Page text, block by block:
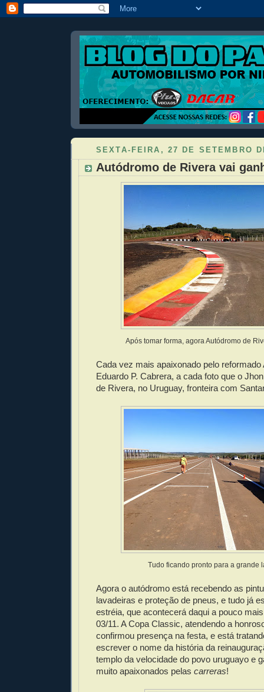
SEXTA-FEIRA, 27 DE SETEMBRO
Autódromo de Rivera vai
Após tomar forma, agora Autódromo de
Cada vez mais apaixonado pelo reformado
Eduardo P. Cabrera, a cada foto que o
de Rivera, no Uruguay, fronteira com
Tudo ficando pronto para a grande
Agora o autódromo está recebendo as
lavadeiras e proteção de pneus, e tudo já
estréia, que acontecerá daqui a pouco
03/11. A Copa Classic, atendendo a
confirmou presença na festa, e está
escrever o nome da história da
templo da velocidade do povo uruguayo e
muito apaixonados pelas carreras!